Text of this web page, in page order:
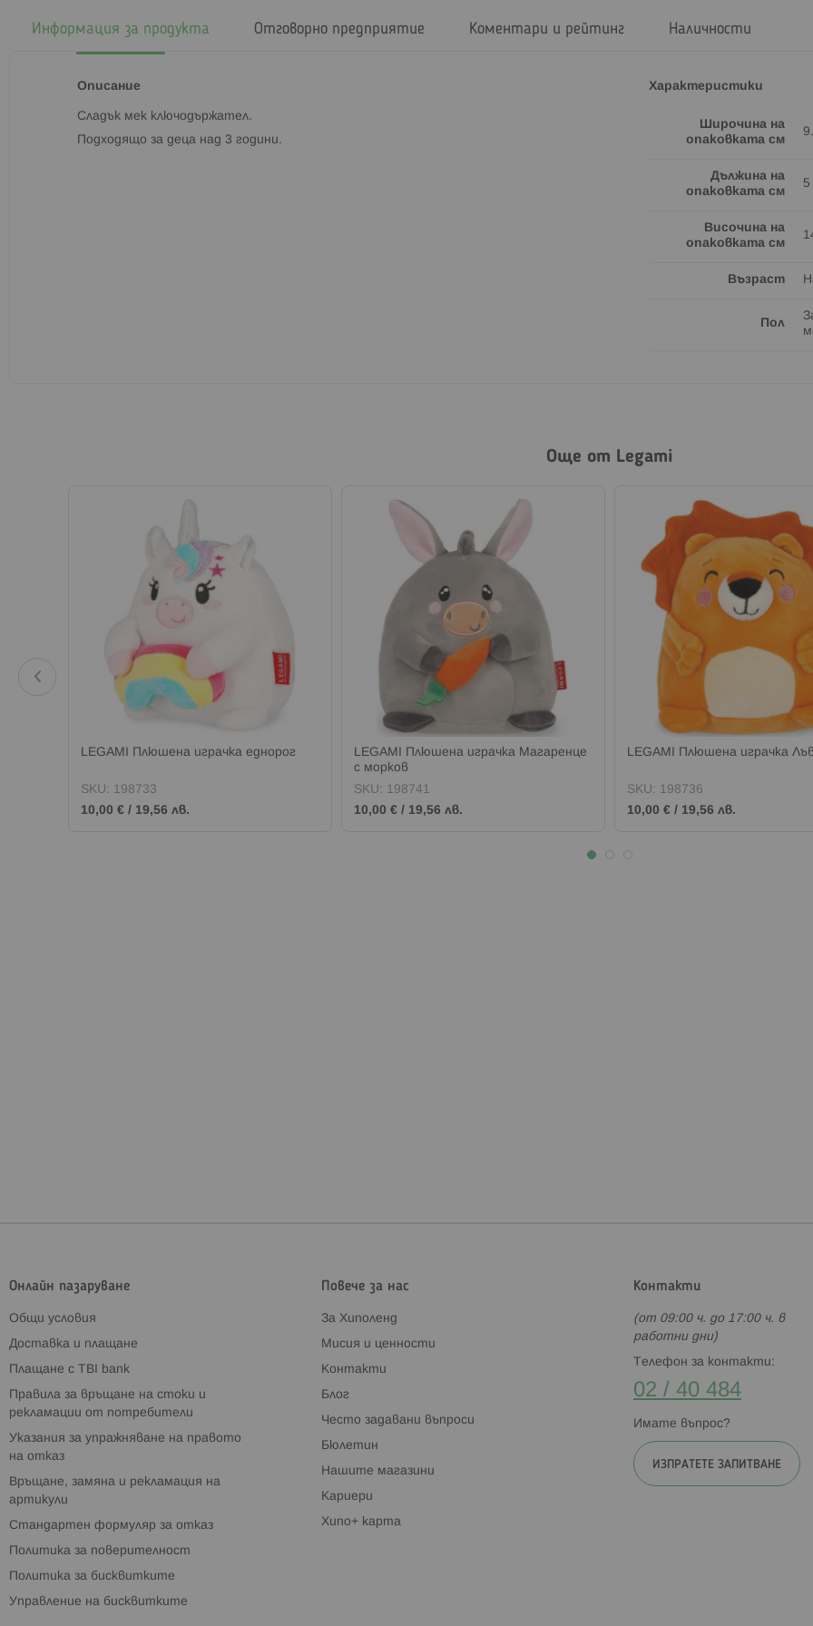
Информация за продукта
Описание
Сладък мек ключодържател.
Подходящо за деца над 3 години.
Характеристики
Широчина на
опаковката см
Дължина на
опаковката см
5
Височина на
опаковката см
Възраст
Пол
Отговорно предприятие Коментари и рейтинг Наличности
Още от Legami
LEGAMI Плюшена играчка еднорог
SKU: 198733
10,00 € / 19,56 лв.
LEGAMI Плюшена играчка Магаренце
с морков
SKU: 198741
10,00 € / 19,56 лв.
LEGAMI Плюшена играчка
SKU: 198736
10,00 € / 19,56 лв.
Онлайн пазаруване
Общи условия
Доставка и плащане
Плащане с TBI bank
Правила за връщане на стоки и
рекламации от потребители
Указания за упражняване на правото
на отказ
Връщане, замяна и рекламация на
артикули
Стандартен формуляр за отказ
Политика за поверителност
Политика за бисквитките
Управление на бисквитките
Повече за нас
За Хиполенд
Мисия и ценности
Контакти
Блог
Често задавани въпроси
Бюлетин
Нашите магазини
Кариери
Хипо+ карта
Контакти
(от 09:00 ч. до 17:00 ч. в
работни дни)
Телефон за контакти:
02 / 40 484
Имате въпрос?
ИЗПРАТЕТЕ ЗАПИТВАНЕ